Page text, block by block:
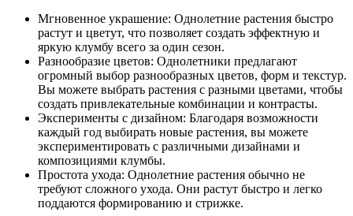
Мгновенное украшение: Однолетние растения быстро
растут и цветут, что позволяет создать эффектную и
яркую клумбу всего за один сезон.
Разнообразие цветов: Однолетники предлагают
огромный выбор разнообразных цветов, форм и текстур.
Вы можете выбрать растения с разными цветами, чтобы
создать привлекательные комбинации и контрасты.
Эксперименты с дизайном: Благодаря возможности
каждый год выбирать новые растения, вы можете
экспериментировать с различными дизайнами и
композициями клумбы.
Простота ухода: Однолетние растения обычно не
требуют сложного ухода. Они растут быстро и легко
поддаются формированию и стрижке.